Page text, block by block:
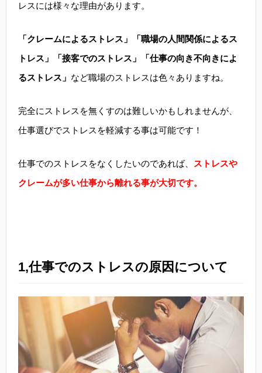
レスには様々な理由があります。
「クレームによるストレス」「職場の人間関係によるス
トレス」「接客でのストレス」「仕事の向き不向きによ
るストレス」 など職場のストレスは色々ありますね。
完全にストレスを無くすのは難しいかもしれませんが、
仕事選びでストレスを軽減する事は可能です！
仕事でのストレスをなくしたいのであれば、
ストレスや
クレームが多い仕事から離れる事が大切です。
1,仕事でのストレスの原因について